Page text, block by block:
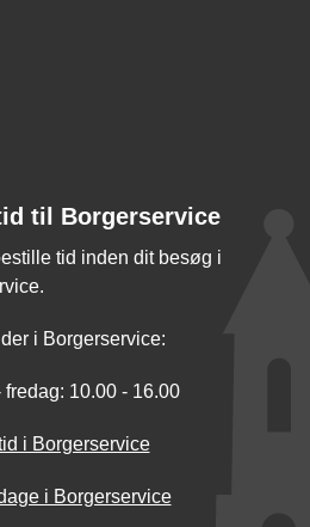
til Borgerservice
tid inden dit besøg i
i Borgerservice:
fredag: 10.00 - 16.00
i Borgerservice
i Borgerservice